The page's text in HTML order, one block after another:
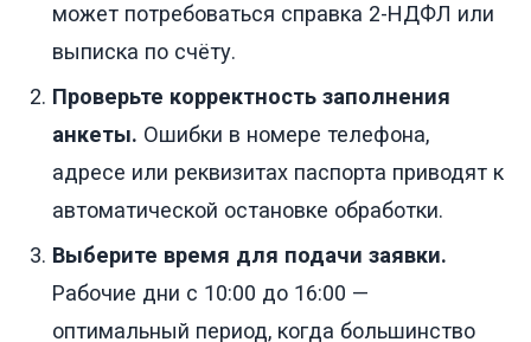
может потребоваться справка 2-НДФЛ или
выписка по счёту.
Проверьте корректность заполнения
анкеты. Ошибки в номере телефона,
адресе или реквизитах паспорта приводят к
автоматической остановке обработки.
Выберите время для подачи заявки.
Рабочие дни с 10:00 до 16:00 —
оптимальный период, когда большинство